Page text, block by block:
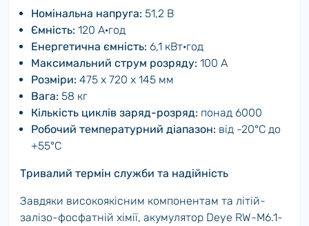
Номінальна напруга: 51,2 В
Ємність: 120 А·год
Енергетична ємність: 6,1 кВт·год
Максимальний струм розряду: 100 А
Розміри: 475 x 720 x 145 мм
Вага: 58 кг
Кількість циклів заряд-розряд: понад 6000
Робочий температурний діапазон: від -20°C до
+55°C
Тривалий термін служби та надійність
Завдяки високоякісним компонентам та літій-
залізо-фосфатній хімії, акумулятор Deye RW-M6.1-